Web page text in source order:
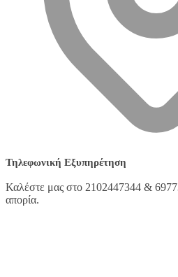
Τηλεφωνική Εξυπηρέτηση
Καλέστε μας στο 2102447344 &
απορία.